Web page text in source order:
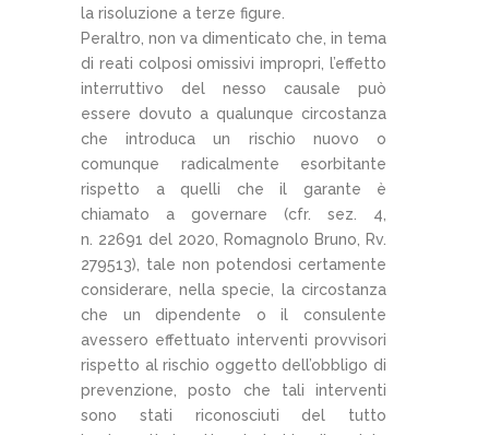
la risoluzione a terze figure.
Peraltro, non va dimenticato che, in tema
di reati colposi omissivi impropri, l’effetto
interruttivo del nesso causale può
essere dovuto a qualunque circostanza
che introduca un rischio nuovo o
comunque radicalmente esorbitante
rispetto a quelli che il garante è
chiamato a governare (cfr. sez. 4,
n. 22691 del 2020, Romagnolo Bruno, Rv.
279513), tale non potendosi certamente
considerare, nella specie, la circostanza
che un dipendente o il consulente
avessero effettuato interventi provvisori
rispetto al rischio oggetto dell’obbligo di
prevenzione, posto che tali interventi
sono stati riconosciuti del tutto